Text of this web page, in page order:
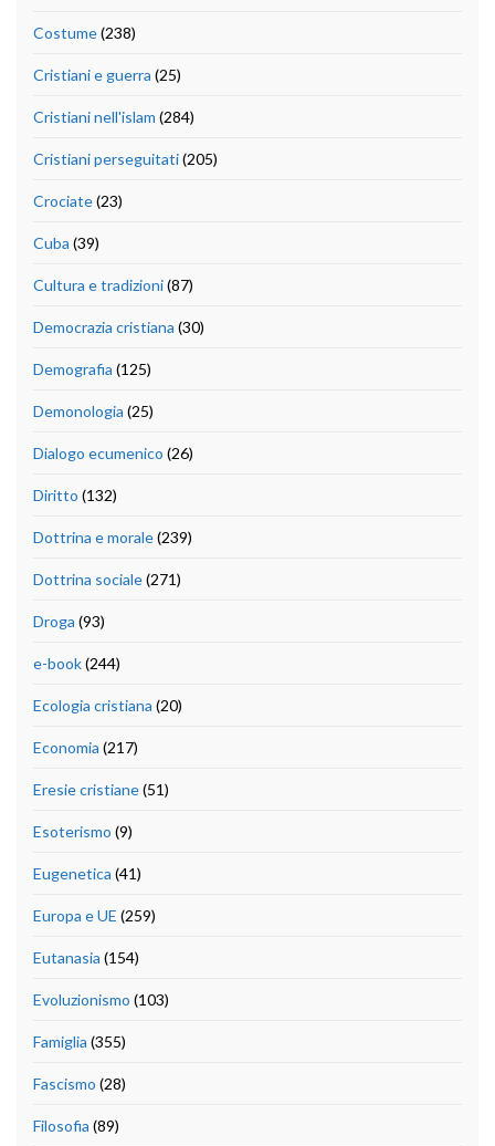
Costume(238)
Cristiani e guerra (25)
Cristiani nell'islam (284)
Cristiani perseguitati(205)
Crociate(23)
Cuba (39)
Cultura e tradizioni(87)
Democrazia cristiana (30)
Demografia (125)
Demonologia (25)
Dialogo ecumenico (26)
Diritto (132)
Dottrina e morale(239)
Dottrina sociale(271)
Droga (93)
e-book(244)
Ecologia cristiana (20)
Economia (217)
Eresie cristiane(51)
Esoterismo (9)
Eugenetica (41)
Europa e UE (259)
Eutanasia (154)
Evoluzionismo (103)
Famiglia (355)
Fascismo (28)
Filosofia (89)